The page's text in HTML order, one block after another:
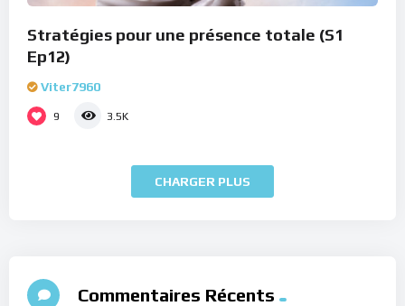
Stratégies pour une présence totale (S1
Ep12)
Viter7960
9 3.5K
CHARGER PLUS
Commentaires Récents